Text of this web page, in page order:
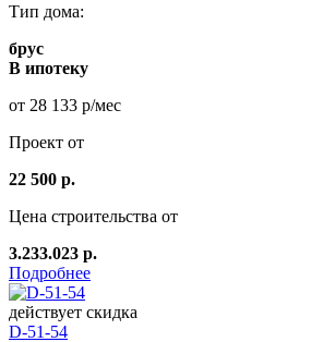
Тип дома:
брус
В ипотеку
от 28 133 р/мес
Проект от
22 500 р.
Цена строительства от
3.233.023 р.
Подробнее
действует скидка
D-51-54